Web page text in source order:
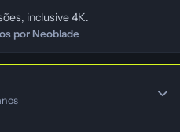
inclusive 4K.
por Neoblade